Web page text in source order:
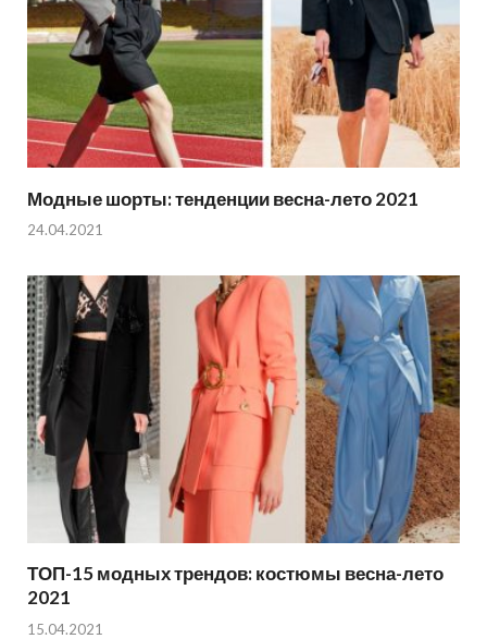
Модные шорты: тенденции весна-лето 2021
24.04.2021
ТОП-15 модных трендов: костюмы весна-лето
2021
15.04.2021